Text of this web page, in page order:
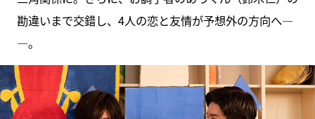
勘違いまで交錯し、4人の恋と友情が予想外の方向へ―
―。